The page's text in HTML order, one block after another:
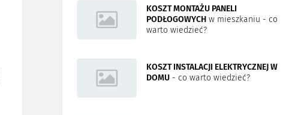
KOSZT MONTAŻU PANELI
PODŁOGOWYCHw mieszkaniu - co
warto wiedzieć?
KOSZT INSTALACJI ELEKTRYCZNEJ W
DOMU- co warto wiedzieć?